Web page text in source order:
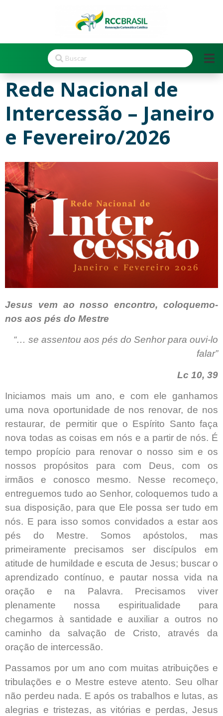
Rede Nacional de
Intercessão – Janeiro
e Fevereiro/2026
Jesus vem ao nosso encontro, coloquemo-
nos aos pés do Mestre
“… se assentou aos pés do Senhor para ouvi-lo
falar”
Lc 10, 39
Iniciamos mais um ano, e com ele ganhamos
uma nova oportunidade de nos renovar, de nos
restaurar, de permitir que o Espírito Santo faça
nova todas as coisas em nós e a partir de nós. É
tempo propício para renovar o nosso sim e os
nossos propósitos para com Deus, com os
irmãos e conosco mesmo. Nesse recomeço,
entreguemos tudo ao Senhor, coloquemos tudo a
sua disposição, para que Ele possa ser tudo em
nós. E para isso somos convidados a estar aos
pés do Mestre. Somos apóstolos, mas
primeiramente precisamos ser discípulos em
atitude de humildade e escuta de Jesus; buscar o
aprendizado contínuo, e pautar nossa vida na
oração e na Palavra. Precisamos viver
plenamente nossa espiritualidade para
chegarmos à santidade e auxiliar a outros no
caminho da salvação de Cristo, através da
oração de intercessão.
Passamos por um ano com muitas atribuições e
tribulações e o Mestre esteve atento. Seu olhar
não perdeu nada. E após os trabalhos e lutas, as
alegrias e tristezas, as vitórias e perdas, Jesus